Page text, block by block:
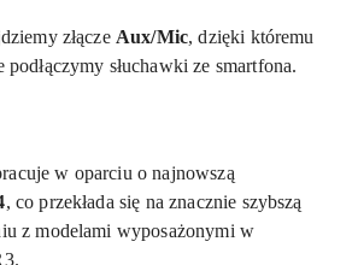
złącze Aux/Mic, dzięki któremu
słuchawki ze smartfona.
w oparciu o najnowszą
, co przekłada się na znacznie szybszą
z modelami wyposażonymi w